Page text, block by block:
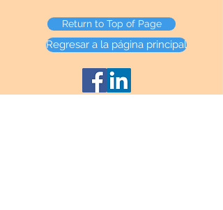
Return to Top of Page
Regresar a la página principal